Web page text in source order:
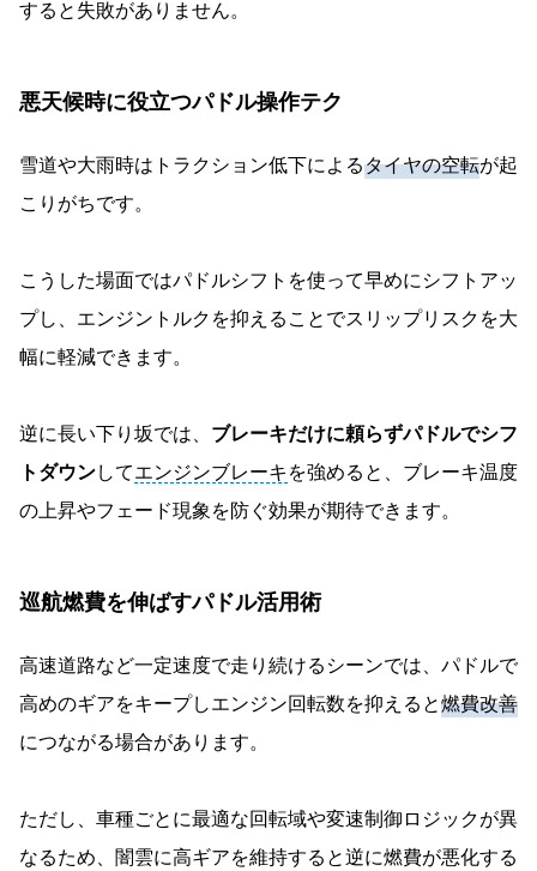
すると失敗がありません。
悪天候時に役立つパドル操作テク
雪道や大雨時はトラクション低下によるタイヤの空転が起
こりがちです。
こうした場面ではパドルシフトを使って早めにシフトアッ
プし、エンジントルクを抑えることでスリップリスクを大
幅に軽減できます。
逆に長い下り坂では、 ブレーキだけに頼らずパドルでシフ
トダウンしてエンジンブレーキ を強めると、ブレーキ温度
の上昇やフェード現象を防ぐ効果が期待できます。
巡航燃費を伸ばすパドル活用術
高速道路など一定速度で走り続けるシーンでは、パドルで
高めのギアをキープしエンジン回転数を抑えると燃費改善
につながる場合があります。
ただし、車種ごとに最適な回転域や変速制御ロジックが異
なるため、闇雲に高ギアを維持すると逆に燃費が悪化する